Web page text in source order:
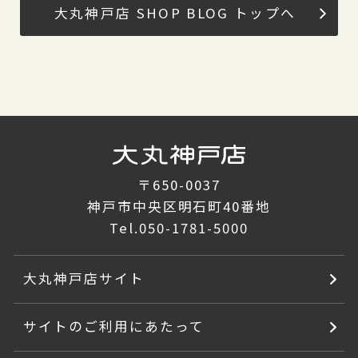
大丸神戸店 SHOP BLOG トップへ
〒650-0037
神戸市中央区明石町40番地
Tel.050-1781-5000
大丸神戸店サイト
サイトのご利用にあたって